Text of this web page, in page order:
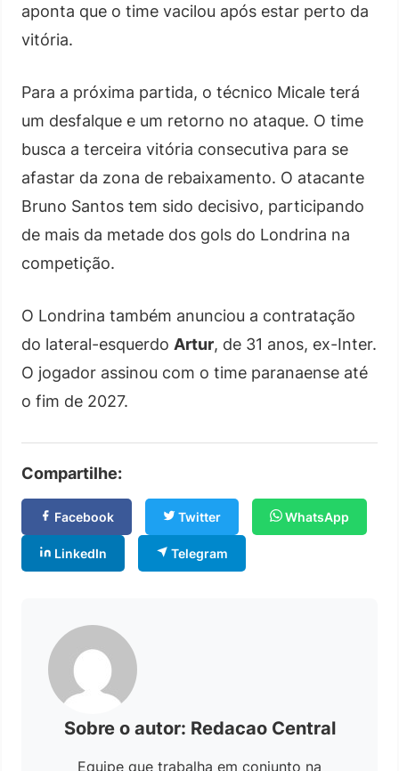
aponta que o time vacilou após estar perto da
vitória.
Para a próxima partida, o técnico Micale terá
um desfalque e um retorno no ataque. O time
busca a terceira vitória consecutiva para se
afastar da zona de rebaixamento. O atacante
Bruno Santos tem sido decisivo, participando
de mais da metade dos gols do Londrina na
competição.
O Londrina também anunciou a contratação
do lateral-esquerdo Artur, de 31 anos, ex-Inter.
O jogador assinou com o time paranaense até
o fim de 2027.
Compartilhe:
Facebook Twitter WhatsApp
LinkedIn Telegram
Sobre o autor: Redacao Central
Equipe que trabalha em conjunto na